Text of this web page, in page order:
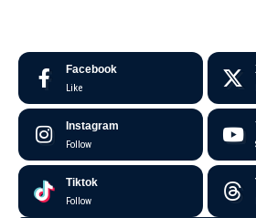
Facebook
Like
Instagram
Follow
Tiktok
Follow